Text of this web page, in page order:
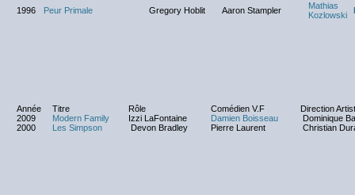
1996
Peur Primale Gregory Hoblit Aaron Stampler
Mathias
Kozlowski
Année Titre Rôle Comédien V.F
Direction
2009
Modern Family Izzi LaFontaine Damien Boisseau
Dominique
2000
Les Simpson Devon Bradley Pierre Laurent Christian